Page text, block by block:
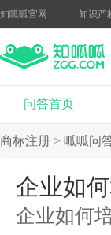
知呱呱官网 知识产
问答首页
商标注册 > 呱呱问
企业如
企业如何